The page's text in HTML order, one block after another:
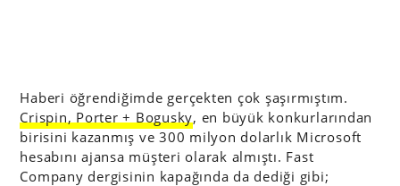
Haberi öğrendiğimde gerçekten çok şaşırmıştım.
Crispin, Porter + Bogusky, en büyük konkurlarından
birisini kazanmış ve 300 milyon dolarlık Microsoft
hesabını ajansa müşteri olarak almıştı. Fast
Company dergisinin kapağında da dediği gibi;